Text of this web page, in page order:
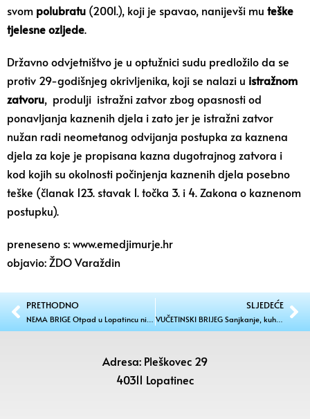
svom polubratu (2001.), koji je spavao, nanijevši mu teške
tjelesne ozljede.
Državno odvjetništvo je u optužnici sudu predložilo da se
protiv 29-godišnjeg okrivljenika, koji se nalazi u istražnom
zatvoru, produlji istražni zatvor zbog opasnosti od
ponavljanja kaznenih djela i zato jer je istražni zatvor
nužan radi neometanog odvijanja postupka za kaznena
djela za koje je propisana kazna dugotrajnog zatvora i
kod kojih su okolnosti počinjenja kaznenih djela posebno
teške (članak 123. stavak 1. točka 3. i 4. Zakona o kaznenom
postupku).
preneseno s: www.emedjimurje.hr
objavio: ŽDO Varaždin
PRETHODNO
NEMA BRIGE Otpad u Lopatincu nije toksičan, zbrinut će se – novi vlasnik čisti “Piramidu”
SLJEDEĆE
VUČETINSKI BRIJEG Sanjkanje, kuhano vino i dobra ekipa okupili sve generacije
Adresa: Pleškovec 29
40311 Lopatinec